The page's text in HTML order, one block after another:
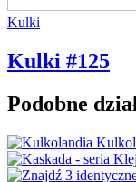
Kulki
Kulki #125
Podobne